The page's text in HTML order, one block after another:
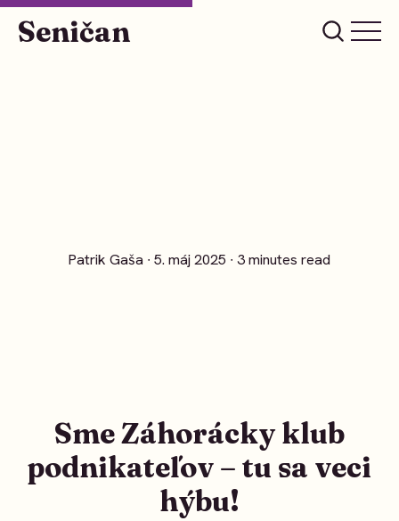
Seničan
Patrik Gaša ∙ 5. máj 2025 ∙ 3 minutes read
Sme Záhorácky klub
podnikateľov – tu sa veci
hýbu!